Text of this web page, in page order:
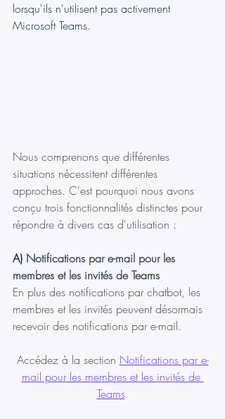
lorsqu'ils n'utilisent pas activement
Microsoft Teams.
Nous comprenons que différentes
situations nécessitent différentes
approches. C'est pourquoi nous avons
conçu trois fonctionnalités distinctes pour
répondre à divers cas d'utilisation :
A) Notifications par e-mail pour les
membres et les invités de Teams
En plus des notifications par chatbot, les
membres et les invités peuvent désormais
recevoir des notifications par e-mail.
Accédez à la section Notifications par e-
mail pour les membres et les invités de
Teams.